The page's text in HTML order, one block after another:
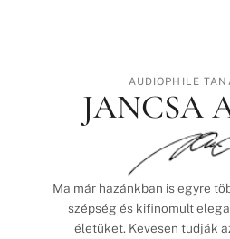
AUDIOPHILE
JANCSA
Ma már hazánkban is egyre
szépség és kifinomult
életüket. Kevesen tudják